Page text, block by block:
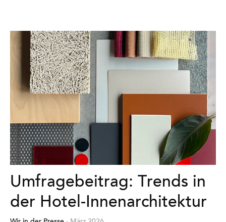
Umfragebeitrag: Trends in
der Hotel-Innenarchitektur